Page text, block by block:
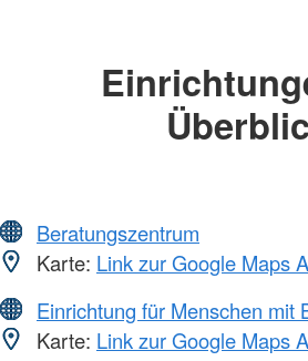
Beratungszentrum
Karte: Link zur Google Maps
Einrichtung für Menschen mit
Karte: Link zur Google Maps